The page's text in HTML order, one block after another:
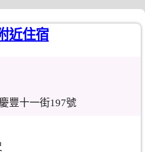
近住宿
豐十一街197號